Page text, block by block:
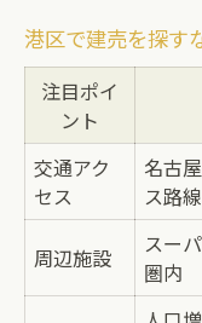
港区で建売を探す
注目ポイ
ント
交通アク
セス
名古
ス路線
周辺施設
スー
圏内